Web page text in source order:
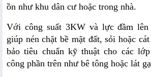
ồn như khu dân cư hoặc trong nhà.
Với công suất 3KW và lực đầm
giúp nén chặt bề mặt đất, sỏi hoặc
bảo tiêu chuẩn kỹ thuật cho các
công phần trên như bê tông hoặc lát